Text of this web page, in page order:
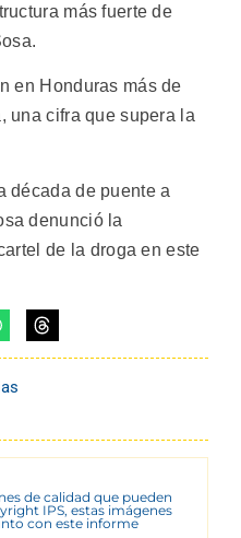
más fuerte de
en Honduras más de
una cifra que supera la
década de puente a
denunció la
de la droga en este
de calidad que pueden
IPS, estas imágenes
con este informe